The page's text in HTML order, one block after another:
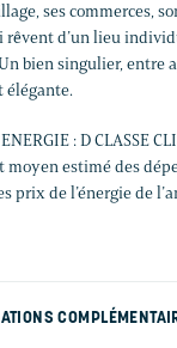
ses commerces,
rêvent d’un lieu
bien singulier, entre
élégante.
: D CLASSE
moyen estimé des
prix de l’énergie de